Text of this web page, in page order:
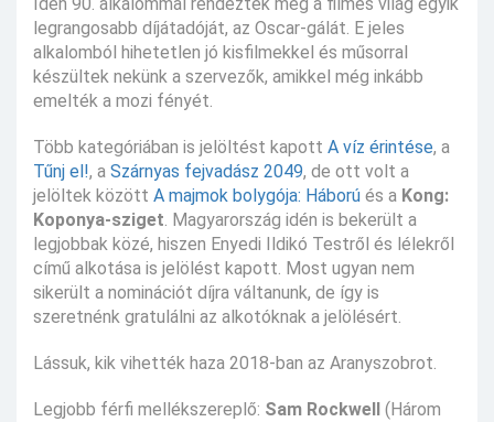
legrangosabb díjátadóját, az Oscar-gálát. E jeles
alkalomból hihetetlen jó kisfilmekkel és műsorral
készültek nekünk a szervezők, amikkel még inkább
emelték a mozi fényét.
Több kategóriában is jelöltést kapott A víz érintése, a
Tűnj el!, a Szárnyas fejvadász 2049, de ott volt a
jelöltek között A majmok bolygója: Háború és a Kong:
Koponya-sziget. Magyarország idén is bekerült a
legjobbak közé, hiszen Enyedi Ildikó Testről és lélekről
című alkotása is jelölést kapott. Most ugyan nem
sikerült a nominációt díjra váltanunk, de így is
szeretnénk gratulálni az alkotóknak a jelölésért.
Lássuk, kik vihették haza 2018-ban az Aranyszobrot.
Legjobb férfi mellékszereplő: Sam Rockwell (Három